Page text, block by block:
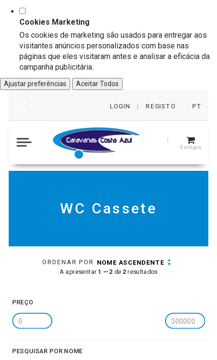
Cookies Marketing
Os cookies de marketing são usados para entregar aos
visitantes anúncios personalizados com base nas
páginas que eles visitaram antes e analisar a eficácia da
campanha publicitária.
Ajustar preferências Aceitar Todos
LOGIN | REGISTO PT
0 artigos
WC Cassete
ORDENAR POR
NOME ASCENDENTE
A apresentar 1 — 2 de 2 resultados
PREÇO
PESQUISAR POR NOME